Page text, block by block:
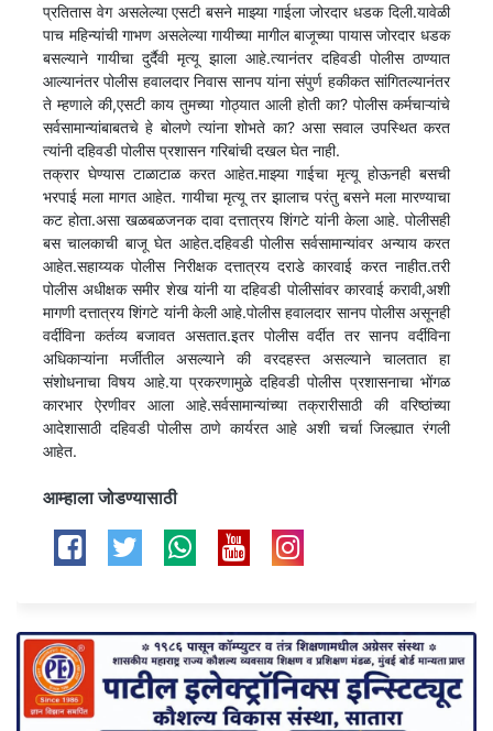
प्रतितास वेग असलेल्या एसटी बसने माझ्या गाईला जोरदार धडक दिली.यावेळी
पाच महिन्यांची गाभण असलेल्या गायीच्या मागील बाजूच्या पायास जोरदार धडक
बसल्याने गायीचा दुर्दैवी मृत्यू झाला आहे.त्यानंतर दहिवडी पोलीस ठाण्यात
आल्यानंतर पोलीस हवालदार निवास सानप यांना संपुर्ण हकीकत सांगितल्यानंतर
ते म्हणाले की,एसटी काय तुमच्या गोठ्यात आली होती का? पोलीस कर्मचाऱ्यांचे
सर्वसामान्यांबाबतचे हे बोलणे त्यांना शोभते का? असा सवाल उपस्थित करत
त्यांनी दहिवडी पोलीस प्रशासन गरिबांची दखल घेत नाही.
तक्रार घेण्यास टाळाटाळ करत आहेत.माझ्या गाईचा मृत्यू होऊनही बसची
भरपाई मला मागत आहेत. गायीचा मृत्यू तर झालाच परंतु बसने मला मारण्याचा
कट होता.असा खळबळजनक दावा दत्तात्रय शिंगटे यांनी केला आहे. पोलीसही
बस चालकाची बाजू घेत आहेत.दहिवडी पोलीस सर्वसामान्यांवर अन्याय करत
आहेत.सहाय्यक पोलीस निरीक्षक दत्तात्रय दराडे कारवाई करत नाहीत.तरी
पोलीस अधीक्षक समीर शेख यांनी या दहिवडी पोलीसांवर कारवाई करावी,अशी
मागणी दत्तात्रय शिंगटे यांनी केली आहे.पोलीस हवालदार सानप पोलीस असूनही
वर्दीविना कर्तव्य बजावत असतात.इतर पोलीस वर्दीत तर सानप वर्दीविना
अधिकाऱ्यांना मर्जीतील असल्याने की वरदहस्त असल्याने चालतात हा
संशोधनाचा विषय आहे.या प्रकरणामुळे दहिवडी पोलीस प्रशासनाचा भोंगळ
कारभार ऐरणीवर आला आहे.सर्वसामान्यांच्या तक्रारीसाठी की वरिष्ठांच्या
आदेशासाठी दहिवडी पोलीस ठाणे कार्यरत आहे अशी चर्चा जिल्ह्यात रंगली
आहेत.
आम्हाला जोडण्यासाठी